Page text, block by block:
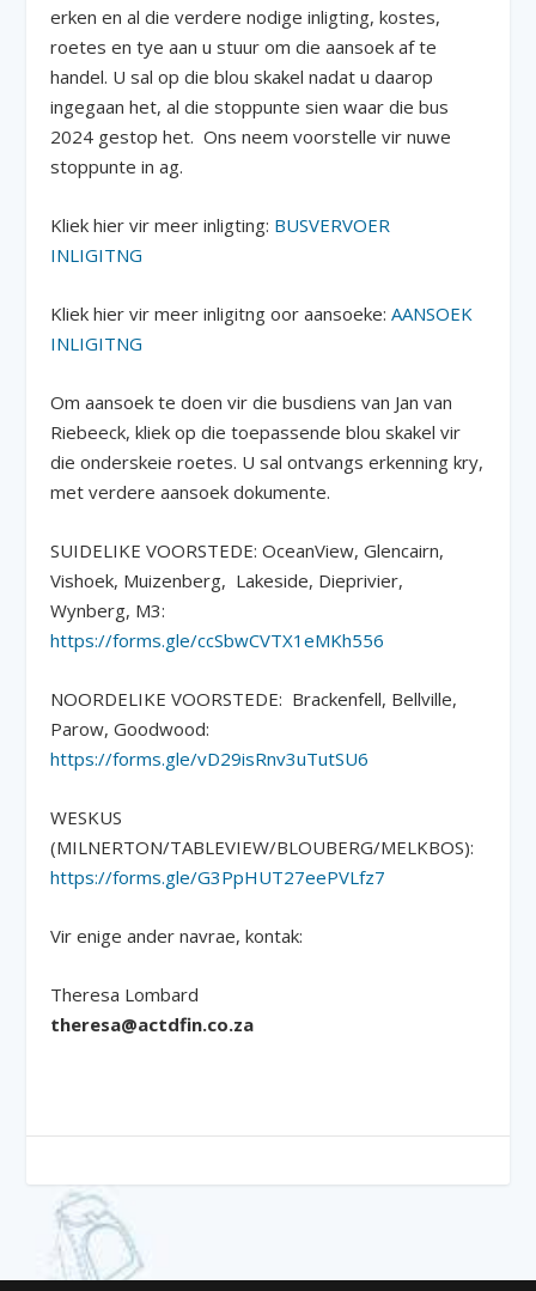
erken en al die verdere nodige inligting, kostes,
roetes en tye aan u stuur om die aansoek af te
handel. U sal op die blou skakel nadat u daarop
ingegaan het, al die stoppunte sien waar die bus
2024 gestop het. Ons neem voorstelle vir nuwe
stoppunte in ag.
Kliek hier vir meer inligting: BUSVERVOER
INLIGITNG
Kliek hier vir meer inligitng oor aansoeke:AANSOEK
INLIGITNG
Om aansoek te doen vir die busdiens van Jan van
Riebeeck, kliek op die toepassende blou skakel vir
die onderskeie roetes. U sal ontvangs erkenning kry,
met verdere aansoek dokumente.
SUIDELIKE VOORSTEDE: OceanView, Glencairn,
Vishoek, Muizenberg, Lakeside, Dieprivier,
Wynberg, M3:
https://forms.gle/ccSbwCVTX1eMKh556
NOORDELIKE VOORSTEDE: Brackenfell, Bellville,
Parow, Goodwood:
https://forms.gle/vD29isRnv3uTutSU6
WESKUS
(MILNERTON/TABLEVIEW/BLOUBERG/MELKBOS):
https://forms.gle/G3PpHUT27eePVLfz7
Vir enige ander navrae, kontak:
Theresa Lombard
theresa@actdfin.co.za